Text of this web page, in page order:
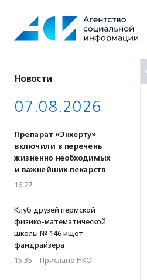
содержанию
Новости
07.08.2026
Препарат «Энхерту»
включили в перечень
жизненно необходимых
и важнейших лекарств
16:27
Клуб друзей пермской
физико-математической
школы № 146 ищет
фандрайзера
15:35 · Прислано НКО